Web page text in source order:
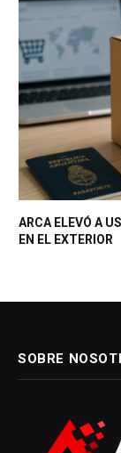
ARCA ELEVÓ A
EN EL EXTERIOR
SOBRE